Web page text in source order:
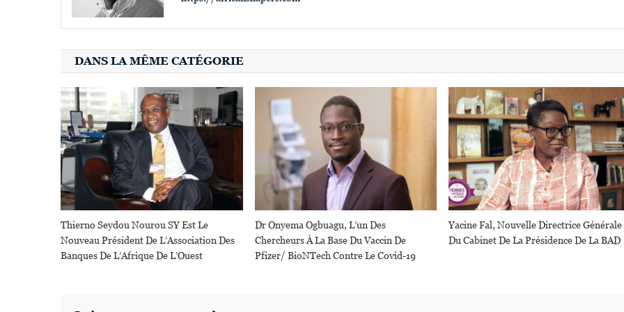
DANS LA MÊME CATÉGORIE
Thierno Seydou Nourou SY Est Le
Nouveau Président De L’Association Des
Banques De L’Afrique De L’Ouest
Dr Onyema Ogbuagu, L’un Des
Chercheurs À La Base Du Vaccin De
Pfizer/ BioNTech Contre Le Covid-19
Yacine Fal, Nouvelle Directrice Générale
Du Cabinet De La Présidence De La BAD